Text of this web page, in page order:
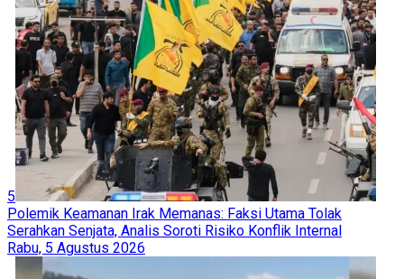
5
Polemik Keamanan Irak Memanas: Faksi Utama Tolak
Serahkan Senjata, Analis Soroti Risiko Konflik Internal
Rabu, 5 Agustus 2026